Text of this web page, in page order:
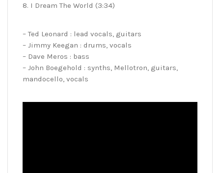
8. I Dream The World (3:34)
– Ted Leonard : lead vocals, guitars
– Jimmy Keegan : drums, vocals
– Dave Meros : bass
– John Boegehold : synths, Mellotron, guitars,
mandocello, vocals